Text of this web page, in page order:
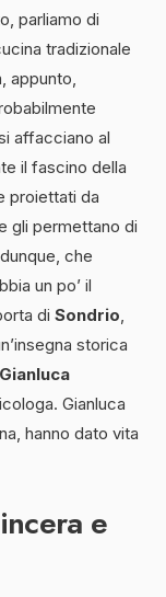
parliamo di
tradizionale
appunto,
affacciano al
il fascino della
proiettati da
gli permettano di
che
un po’ il
di Sondrio,
storica
Gianluca
Gianluca
hanno dato vita
e